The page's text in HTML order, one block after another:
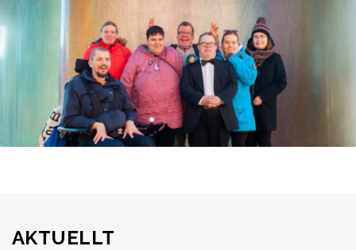
AKTUELLT